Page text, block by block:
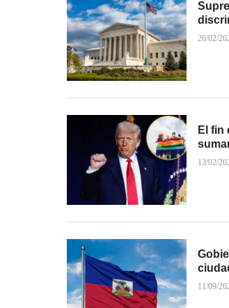
26/02/
El fin
13/02/
11/09/